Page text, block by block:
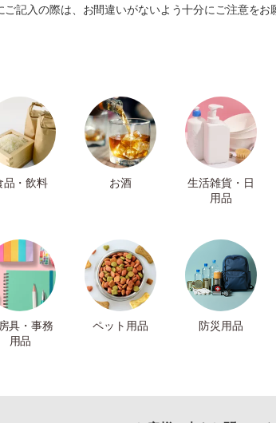
記入の際は、お間違いがないよう十分にご注意をお
品・飲料 お酒
生活雑貨・日
用品
具・事務
用品
ペット用品 防災用品